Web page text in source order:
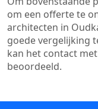
om een offerte te
architecten in
goede vergelijking
kan het contact
beoordeeld.